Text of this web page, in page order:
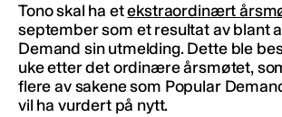
Tono skal ha etekstraordinært
september som et resultat av blant
Demand sin utmelding. Dette ble
uke etter det ordinære årsmøtet,
flere av sakene som Popular
vil ha vurdert på nytt.